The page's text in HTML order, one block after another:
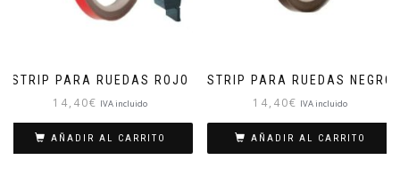
STRIP PARA RUEDAS ROJO
14,40€ IVA incluido
AÑADIR AL CARRITO
STRIP PARA RUEDAS NEGRO
14,40€ IVA incluido
AÑADIR AL CARRITO